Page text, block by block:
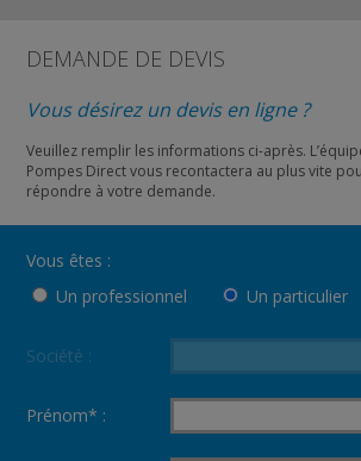
DEMANDE DE DEVIS
Vous désirez un devis en ligne ?
Veuillez remplir les informations ci-après.
Pompes Direct vous recontactera au plus vite
répondre à votre demande.
Vous êtes :
Un professionnel
Un particulier
Société :
Prénom* :